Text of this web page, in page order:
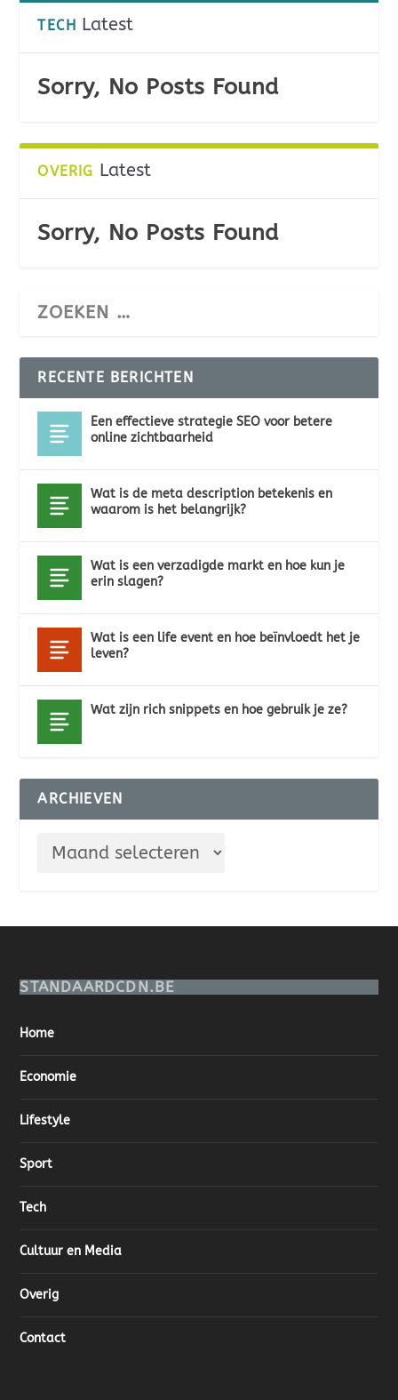
TECH Latest
Sorry, No Posts Found
OVERIG Latest
Sorry, No Posts Found
RECENTE BERICHTEN
Een effectieve strategie SEO voor betere
online zichtbaarheid
Wat is de meta description betekenis en
waarom is het belangrijk?
Wat is een verzadigde markt en hoe kun je
erin slagen?
Wat is een life event en hoe beïnvloedt het je
leven?
Wat zijn rich snippets en hoe gebruik je ze?
ARCHIEVEN
STANDAARDCDN.BE
Home
Economie
Lifestyle
Sport
Tech
Cultuur en Media
Overig
Contact